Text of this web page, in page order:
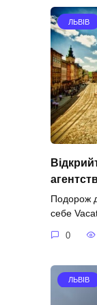
ЛЬВІВ
Подорож
себе
0
ЛЬВІВ